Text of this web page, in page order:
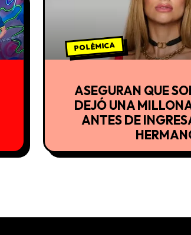
POLÉMICA
ASEGURAN QUE
DEJÓ UNA
ANTES DE